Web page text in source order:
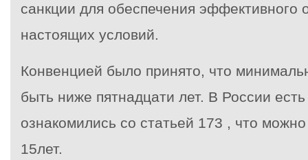
санкции для обеспечения эффективного
настоящих условий.
Конвенцией было принято, что
быть ниже пятнадцати лет. В России
ознакомились со статьей 173 , что
15лет.